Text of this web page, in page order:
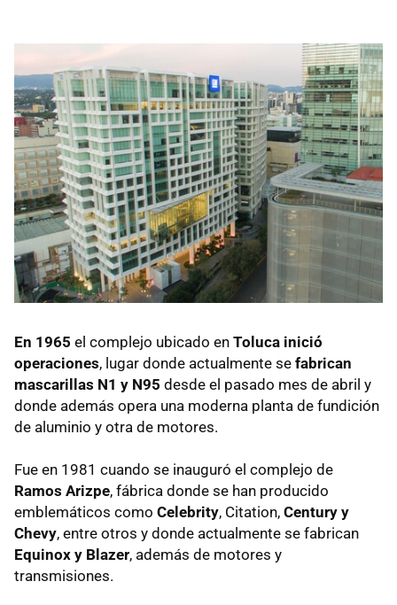
En 1965 el complejo ubicado en Toluca inició
operaciones, lugar donde actualmente se fabrican
mascarillas N1 y N95 desde el pasado mes de abril y
donde además opera una moderna planta de fundición
de aluminio y otra de motores.
Fue en 1981 cuando se inauguró el complejo de
Ramos Arizpe, fábrica donde se han producido
emblemáticos como Celebrity, Citation, Century y
Chevy, entre otros y donde actualmente se fabrican
Equinox y Blazer, además de motores y
transmisiones.